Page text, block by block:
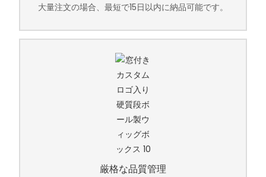
大量注文の場合、最短で15日以内に納品可能です。
厳格な品質管理